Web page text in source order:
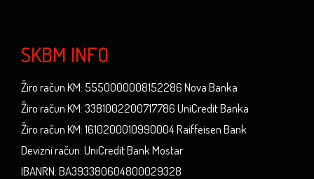
SKBM INFO
Žiro račun KM: 5550000008152286 Nova Banka
Žiro račun KM: 3381002200717786 UniCredit Banka
Žiro račun KM: 1610200010990004 Raiffeisen Bank
Devizni račun: UniCredit Bank Mostar
IBANRN: BA393380604800029328